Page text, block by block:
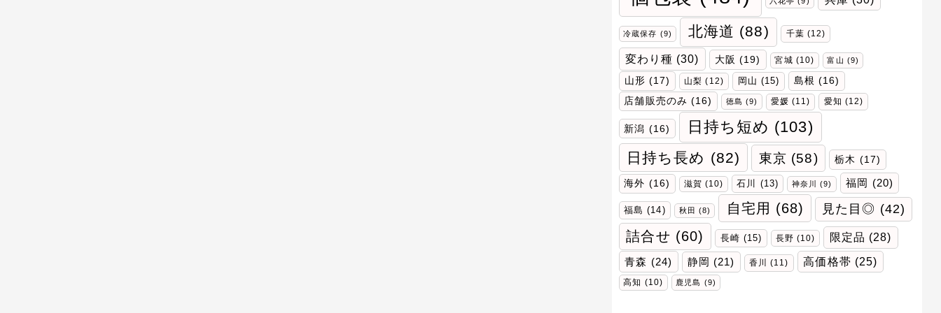
冷蔵保存 (9) 北海道 (88) 千葉 (12)
変わり種 (30) 大阪 (19) 宮城 (10) 富山 (9)
山形 (17) 山梨 (12) 岡山 (15) 島根 (16)
店舗販売のみ (16) 徳島 (9) 愛媛 (11) 愛知 (12)
新潟 (16) 日持ち短め (103)
日持ち長め (82) 東京 (58) 栃木 (17)
海外 (16) 滋賀 (10) 石川 (13) 神奈川 (9) 福岡 (20)
福島 (14) 秋田 (8) 自宅用 (68) 見た目◎ (42)
詰合せ (60) 長崎 (15) 長野 (10) 限定品 (28)
青森 (24) 静岡 (21) 香川 (11) 高価格帯 (25)
高知 (10) 鹿児島 (9)